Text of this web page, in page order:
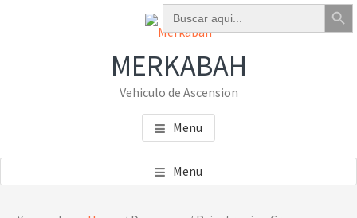
Buscar: Botón de
MERKABAH
Vehiculo de Ascension
Menu
Menu